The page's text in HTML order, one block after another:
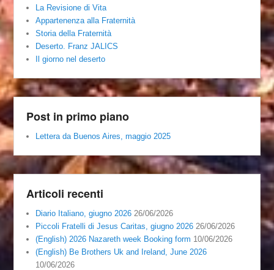
La Revisione di Vita
Appartenenza alla Fraternità
Storia della Fraternità
Deserto. Franz JALICS
Il giorno nel deserto
Post in primo piano
Lettera da Buenos Aires, maggio 2025
Articoli recenti
Diario Italiano, giugno 2026 26/06/2026
Piccoli Fratelli di Jesus Caritas, giugno 2026 26/06/2026
(English) 2026 Nazareth week Booking form 10/06/2026
(English) Be Brothers Uk and Ireland, June 2026
10/06/2026